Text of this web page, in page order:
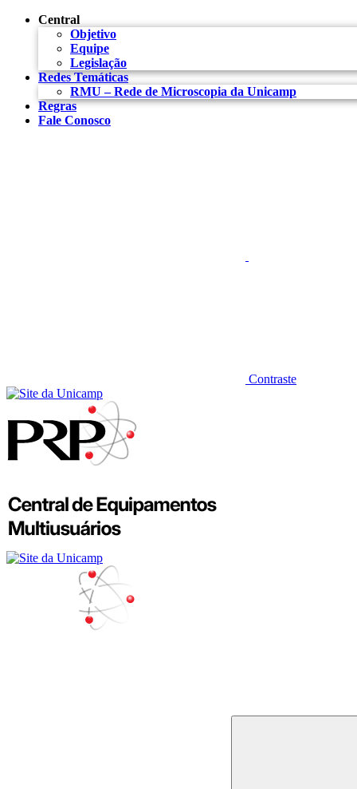
Conteúdo principal
Central
Objetivo
Equipe
Legislação
Redes Temáticas
RMU – Rede de Microscopia da Unicamp
Regras
Fale Conosco
Contraste